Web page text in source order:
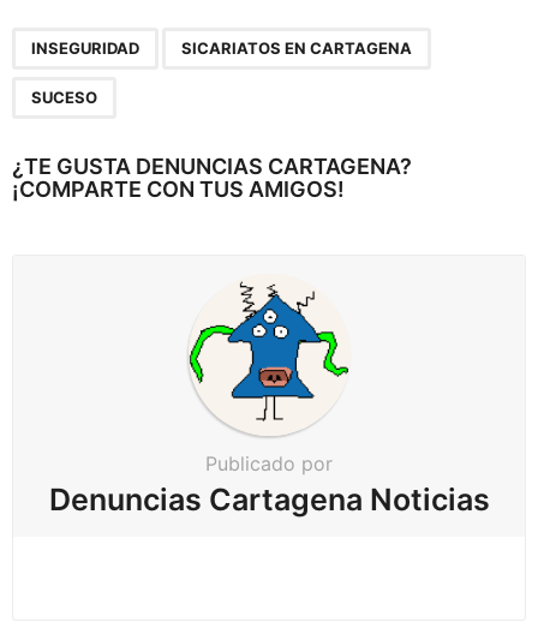
g
i
INSEGURIDAD SICARIATOS EN CARTAGENA
SUCESO
¿TE GUSTA DENUNCIAS CARTAGENA?
¡COMPARTE CON TUS AMIGOS!
Publicado por
Denuncias Cartagena Noticias